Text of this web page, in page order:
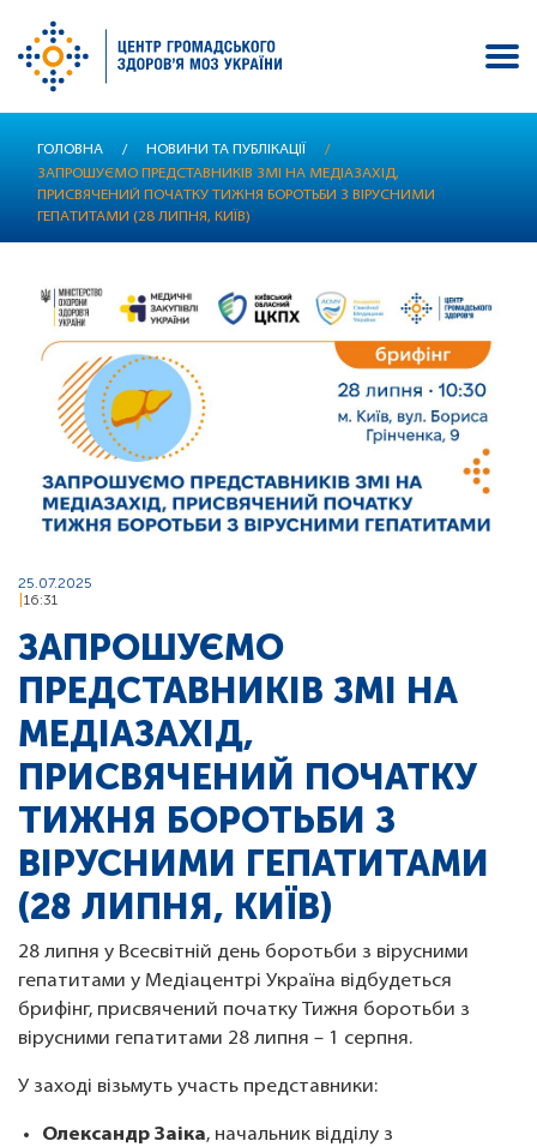
вмісту
ГОЛОВНА / НОВИНИ ТА ПУБЛІКАЦІЇ
/
ЗАПРОШУЄМО ПРЕДСТАВНИКІВ ЗМІ НА МЕДІАЗАХІД,
ПРИСВЯЧЕНИЙ ПОЧАТКУ ТИЖНЯ БОРОТЬБИ З ВІРУСНИМИ
ГЕПАТИТАМИ (28 ЛИПНЯ, КИЇВ)
25.07.2025
16:31
ЗАПРОШУЄМО
ПРЕДСТАВНИКІВ ЗМІ НА
МЕДІАЗАХІД,
ПРИСВЯЧЕНИЙ ПОЧАТКУ
ТИЖНЯ БОРОТЬБИ З
ВІРУСНИМИ ГЕПАТИТАМИ
(28 ЛИПНЯ, КИЇВ)
28 липня у Всесвітній день боротьби з вірусними
гепатитами у Медіацентрі Україна відбудеться
брифінг, присвячений початку Тижня боротьби з
вірусними гепатитами 28 липня – 1 серпня.
У заході візьмуть участь представники:
Олександр Заіка, начальник відділу з